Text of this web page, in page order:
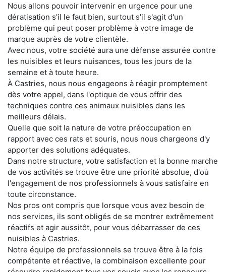
Nous allons pouvoir intervenir en urgence pour une
dératisation s'il le faut bien, surtout s'il s'agit d'un
problème qui peut poser problème à votre image de
marque auprès de votre clientèle.
Avec nous, votre société aura une défense assurée contre
les nuisibles et leurs nuisances, tous les jours de la
semaine et à toute heure.
À Castries, nous nous engageons à réagir promptement
dès votre appel, dans l'optique de vous offrir des
techniques contre ces animaux nuisibles dans les
meilleurs délais.
Quelle que soit la nature de votre préoccupation en
rapport avec ces rats et souris, nous nous chargeons d'y
apporter des solutions adéquates.
Dans notre structure, votre satisfaction et la bonne marche
de vos activités se trouve être une priorité absolue, d'où
l'engagement de nos professionnels à vous satisfaire en
toute circonstance.
Nos pros ont compris que lorsque vous avez besoin de
nos services, ils sont obligés de se montrer extrêmement
réactifs et agir aussitôt, pour vous débarrasser de ces
nuisibles à Castries.
Notre équipe de professionnels se trouve être à la fois
compétente et réactive, la combinaison excellente pour